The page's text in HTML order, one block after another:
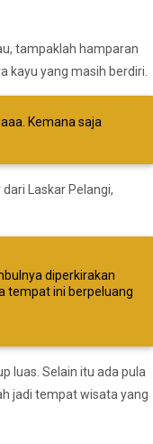
tampaklah hamparan
kayu yang masih berdiri.
Kemana saja
Laskar Pelangi,
diperkirakan
tempat ini berpeluang
luas. Selain itu ada pula
jadi tempat wisata yang